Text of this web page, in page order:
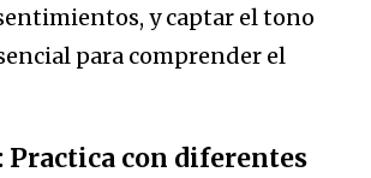
y captar el tono
para comprender el
Practica con diferentes